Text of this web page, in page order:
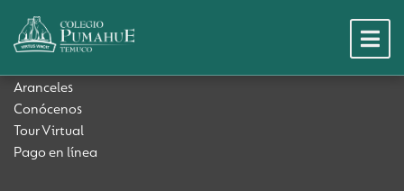
Admisión
Aranceles
Conócenos
Tour Virtual
Pago en línea